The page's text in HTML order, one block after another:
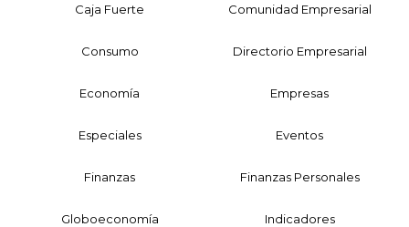
Caja Fuerte Comunidad Empresarial
Consumo Directorio Empresarial
Economía Empresas
Especiales Eventos
Finanzas Finanzas Personales
Globoeconomía Indicadores